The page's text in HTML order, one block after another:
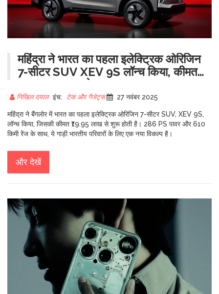
महिंद्रा ने भारत का पहला इलेक्ट्रिक ओरिजिन
7-सीटर SUV XEV 9S लॉन्च किया, कीमत
19.95 लाख रुपये
निखिल दयाल इंच: टेक और गैजेट्स 27 नवंबर 2025
महिंद्रा ने बैंगलोर में भारत का पहला इलेक्ट्रिक ओरिजिन 7-सीटर SUV, XEV 9S,
लॉन्च किया, जिसकी कीमत ₹19.95 लाख से शुरू होती है। 286 PS पावर और 610
किमी रेंज के साथ, ये गाड़ी भारतीय परिवारों के लिए एक नया विकल्प है।
और देखें